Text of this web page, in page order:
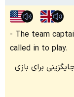
The team
called in to play.
برای بازی